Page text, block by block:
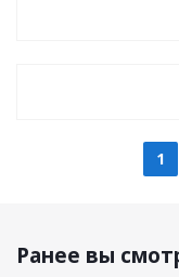
1
Ранее вы